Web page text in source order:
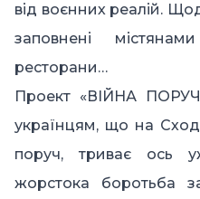
від воєнних реалій.
заповнені
ресторани…
Проект «ВІЙНА
українцям, що на
поруч, триває ось
жорстока боротьба